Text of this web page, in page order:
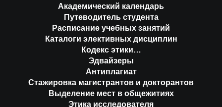
Академический календарь
Путеводитель студента
Расписание учебных занятий
Каталоги элективных дисциплин
Кодекс этики…
Эдвайзеры
Антиплагиат
Стажировка магистрантов и докторантов
Выделение мест в общежитиях
Этика исследователя